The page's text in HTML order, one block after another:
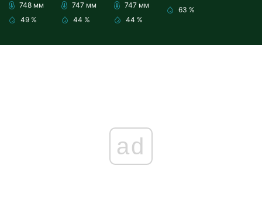
748 мм
49 %
747 мм
44 %
747 мм
44 %
63 %
ad